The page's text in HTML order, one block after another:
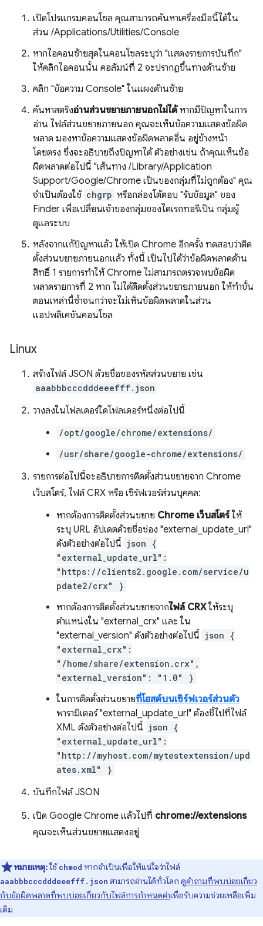
เปิดโปรแกรมคอนโซล คุณสามารถค้นหาเครื่องมือนี้ได้ใน
ส่วน /Applications/Utilities/Console
หากไอคอนซ้ายสุดในคอนโซลระบุว่า "แสดงรายการบันทึก"
ให้คลิกไอคอนนั้น คอลัมน์ที่ 2 จะปรากฏขึ้นทางด้านซ้าย
คลิก "ข้อความ Console" ในแผงด้านซ้าย
ค้นหาสตริงอ่านส่วนขยายภายนอกไม่ได้หากมีปัญหาในการ
อ่าน ไฟล์ส่วนขยายภายนอก คุณจะเห็นข้อความแสดงข้อผิด
พลาด มองหาข้อความแสดงข้อผิดพลาดอื่น อยู่ข้างหน้า
โดยตรง ซึ่งจะอธิบายถึงปัญหาได้ ตัวอย่างเช่น ถ้าคุณเห็นข้อ
ผิดพลาดต่อไปนี้ "เส้นทาง /Library/Application
Support/Google/Chrome เป็นของกลุ่มที่ไม่ถูกต้อง" คุณ
จำเป็นต้องใช้ chgrp หรือกล่องโต้ตอบ "รับข้อมูล" ของ
Finder เพื่อเปลี่ยนเจ้าของกลุ่มของไดเรกทอรีเป็น กลุ่มผู้
ดูแลระบบ
หลังจากแก้ปัญหาแล้ว ให้เปิด Chrome อีกครั้ง ทดสอบว่าติด
ตั้งส่วนขยายภายนอกแล้ว ทั้งนี้ เป็นไปได้ว่าข้อผิดพลาดด้าน
สิทธิ์ 1 รายการทำให้ Chrome ไม่สามารถตรวจพบข้อผิด
พลาดรายการที่ 2 หาก ไม่ได้ติดตั้งส่วนขยายภายนอก ให้ทำขั้น
ตอนเหล่านี้ซ้ำจนกว่าจะไม่เห็นข้อผิดพลาดในส่วน
แอปพลิเคชันคอนโซล
Linux
สร้างไฟล์ JSON ด้วยชื่อของรหัสส่วนขยาย เช่น
aaabbbcccdddeeefff.json
วางลงในโฟลเดอร์ใดโฟลเดอร์หนึ่งต่อไปนี้
/opt/google/chrome/extensions/
/usr/share/google-chrome/extensions/
รายการต่อไปนี้จะอธิบายการติดตั้งส่วนขยายจาก Chrome
เว็บสโตร์, ไฟล์ CRX หรือ เซิร์ฟเวอร์ส่วนบุคคล:
หากต้องการติดตั้งส่วนขยาย Chrome เว็บสโตร์ให้
ระบุ URL อัปเดตด้วยชื่อช่อง "external_update_url"
ดังตัวอย่างต่อไปนี้ json {
"external_update_url":
"https://clients2.google.com/service/u
pdate2/crx" }
หากต้องการติดตั้งส่วนขยายจากไฟล์ CRXให้ระบุ
ตำแหน่งใน "external_crx" และ ใน
"external_version" ดังตัวอย่างต่อไปนี้ json {
"external_crx":
"/home/share/extension.crx",
"external_version": "1.0" }
ในการติดตั้งส่วนขยายที่โฮสต์บนเซิร์ฟเวอร์ส่วนตัว
พารามิเตอร์ "external_update_url" ต้องชี้ไปที่ไฟล์
XML ดังตัวอย่างต่อไปนี้ json {
"external_update_url":
"http://myhost.com/mytestextension/upd
ates.xml" }
บันทึกไฟล์ JSON
เปิด Google Chrome แล้วไปที่ chrome://extensions
คุณจะเห็นส่วนขยายแสดงอยู่
หมายเหตุ:ใช้chmod หากจำเป็นเพื่อให้แน่ใจว่าไฟล์
aaabbbcccdddeeefff.json สามารถอ่านได้ทั่วโลก ดูคำถามที่พบบ่อยเกี่ยว
กับข้อผิดพลาดที่พบบ่อยเกี่ยวกับไฟล์การกำหนดค่าเพื่อรับความช่วยเหลือเพิ่ม
เติม